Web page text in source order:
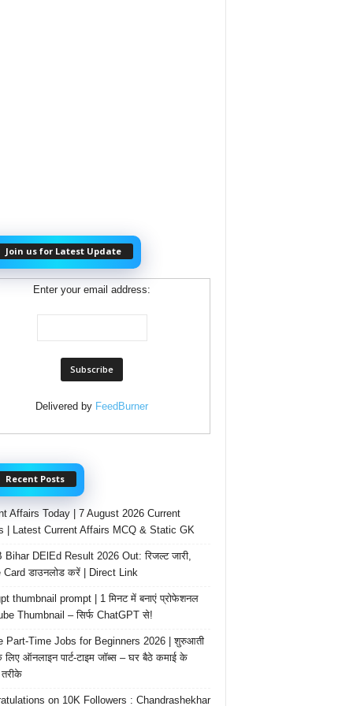
Join us for Latest Update
Enter your email address:
Delivered by FeedBurner
Recent Posts
Affairs Today | 7 August 2026 Current
| Latest Current Affairs MCQ & Static GK
Bihar DElEd Result 2026 Out: रिजल्ट जारी,
Card डाउनलोड करें | Direct Link
thumbnail prompt | 1 मिनट में बनाएं प्रोफेशनल
Thumbnail – सिर्फ ChatGPT से!
Part-Time Jobs for Beginners 2026 | शुरुआती
लिए ऑनलाइन पार्ट-टाइम जॉब्स – घर बैठे कमाई के
on 10K Followers : Chandrashekhar